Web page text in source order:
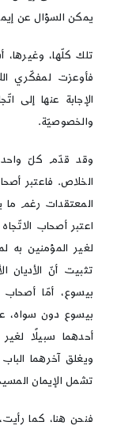
يمكن السؤال عن
تلك كلّها،
فأوعزت لمفكّري
الإجابة عنها إلى
والخصوصيّة.
وقد قدّم كلّ
الخلاص. فاعتبر
المعتقدات رغم ما
اعتبر أصحاب
لغير المؤمنين به
تثبيت أنّ الأديان
بيسوع، أمّا أصحاب
بيسوع دون سواه،
أحدهما سبيلًا
ويغلق آخرهما
تشمل الإيمان
فنحن هنا، كما